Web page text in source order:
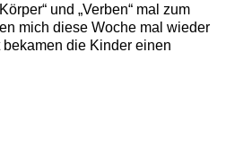
und „Verben“ mal zum
mich diese Woche mal wieder
die Kinder einen